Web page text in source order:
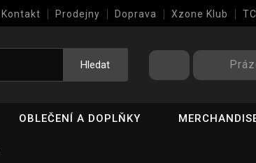
Kontakt Prodejny Doprava Xzone Klub
Hledat
OBLEČENÍ A DOPLŇKY